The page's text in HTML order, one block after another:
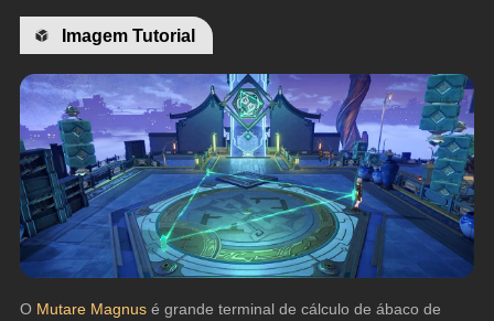
Imagem Tutorial
O Mutare Magnus é grande terminal de cálculo de ábaco de